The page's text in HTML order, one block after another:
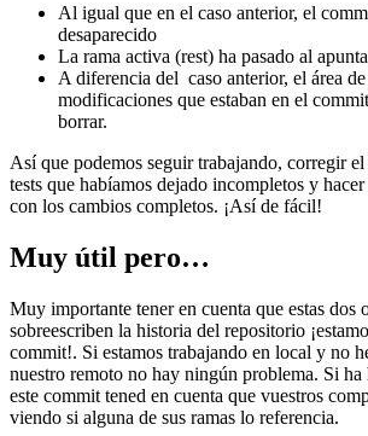
Al igual que en el caso anterior, el
desaparecido
La rama activa (rest) ha pasado al
A diferencia del caso anterior, el área
modificaciones que estaban en el
borrar.
Así que podemos seguir trabajando, corregir
tests que habíamos dejado incompletos y
con los cambios completos. ¡Así de fácil!
Muy útil pero…
Muy importante tener en cuenta que estas dos
sobreescriben la historia del repositorio
commit!. Si estamos trabajando en local y no
nuestro remoto no hay ningún problema. Si ha
este commit tened en cuenta que vuestros
viendo si alguna de sus ramas lo referencia.